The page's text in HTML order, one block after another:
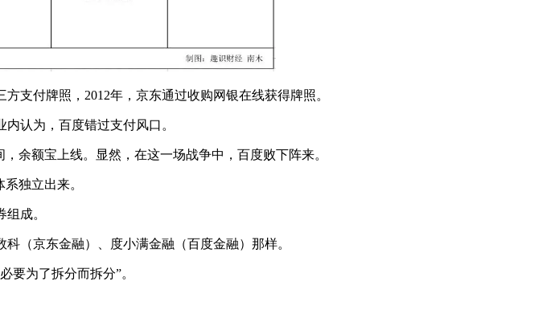
支付牌照，2012年，京东通过收购网银在线获得牌照。
认为，百度错过支付风口。
余额宝上线。显然，在这一场战争中，百度败下阵来。
独立出来。
成。
（京东金融）、度小满金融（百度金融）那样。
要为了拆分而拆分”。